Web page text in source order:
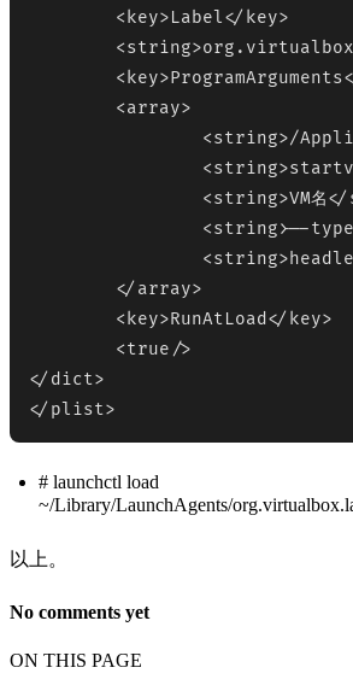
</dict>
</plist>
# launchctl load
~/Library/LaunchAgents/
以上。
No comments yet
ON THIS PAGE